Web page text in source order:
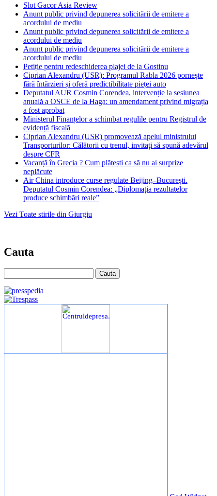
Slot Gacor Asia Review
Anunt public privind depunerea solicitării de emitere a
acordului de mediu
Anunt public privind depunerea solicitării de emitere a
acordului de mediu
Anunt public privind depunerea solicitării de emitere a
acordului de mediu
Petiție pentru redeschiderea plajei de la Gostinu
Ciprian Alexandru (USR): Programul Rabla 2026 pornește
fără întârzieri și oferă predictibilitate pieței auto
Deputatul AUR Cosmin Corendea, intervenție la sesiunea
anuală a OSCE de la Haga: un amendament privind migrația
a fost aprobat
Ministerul Finanțelor a schimbat regulile pentru Registrul de
evidență fiscală
Ciprian Alexandru (USR) promovează apelul ministrului
Transporturilor: Călătorii cu trenul, invitați să spună adevărul
despre CFR
Vacanță în Grecia ? Cum plătești ca să nu ai surprize
neplăcute
Air China introduce curse regulate Beijing–București.
Deputatul Cosmin Corendea: „Diplomația rezultatelor
produce schimbări reale”
Vezi Toate stirile din Giurgiu
Cauta